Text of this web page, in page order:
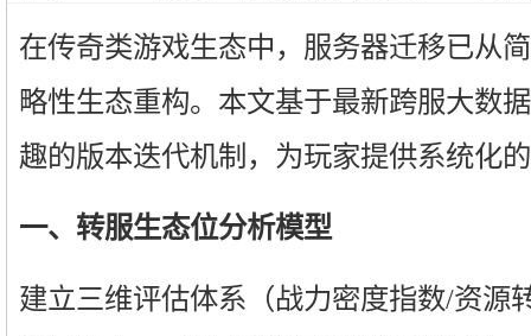
在传奇类游戏生态中，服务器迁移已从
略性生态重构。本文基于最新跨服大数
趣的版本迭代机制，为玩家提供系统化
一、转服生态位分析模型
建立三维评估体系（战力密度指数/资源